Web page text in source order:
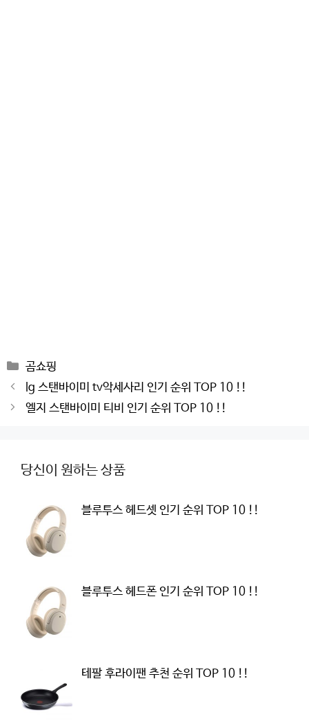
Categories
곰쇼핑
Post
navigation
lg 스탠바이미 tv악세사리 인기 순위 TOP 10 !!
엘지 스탠바이미 티비 인기 순위 TOP 10 !!
당신이 원하는 상품
블루투스 헤드셋 인기 순위 TOP 10 !!
블루투스 헤드폰 인기 순위 TOP 10 !!
테팔 후라이팬 추천 순위 TOP 10 !!